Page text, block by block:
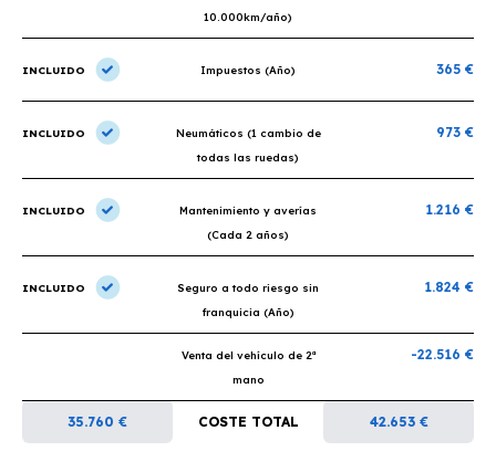
10.000km/año)
INCLUIDO Impuestos (Año) 365 €
INCLUIDO
Neumáticos (1 cambio de
todas las ruedas)
973 €
INCLUIDO
Mantenimiento y averías
(Cada 2 años)
1.216 €
INCLUIDO
Seguro a todo riesgo sin
franquicia (Año)
1.824 €
Venta del vehículo de 2ª
mano
-22.516 €
35.760 € COSTE TOTAL 42.653 €